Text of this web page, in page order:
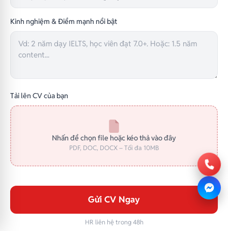
Kinh nghiệm & Điểm mạnh nổi bật
Tải lên CV của bạn
Nhấn để chọn file hoặc kéo thả vào đây
PDF, DOC, DOCX – Tối đa 10MB
Gửi CV Ngay
HR liên hệ trong 48h